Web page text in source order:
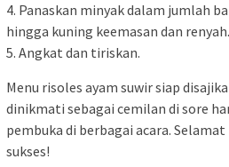
4. Panaskan minyak dalam jumlah
hingga kuning keemasan dan renyah.
5. Angkat dan tiriskan.
Menu risoles ayam suwir siap
dinikmati sebagai cemilan di sore
pembuka di berbagai acara.
sukses!